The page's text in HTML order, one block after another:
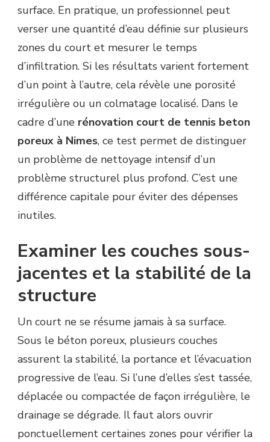
surface. En pratique, un professionnel peut
verser une quantité d’eau définie sur plusieurs
zones du court et mesurer le temps
d’infiltration. Si les résultats varient fortement
d’un point à l’autre, cela révèle une porosité
irrégulière ou un colmatage localisé. Dans le
cadre d’une rénovation court de tennis beton
poreux à Nimes, ce test permet de distinguer
un problème de nettoyage intensif d’un
problème structurel plus profond. C’est une
différence capitale pour éviter des dépenses
inutiles.
Examiner les couches sous-
jacentes et la stabilité de la
structure
Un court ne se résume jamais à sa surface.
Sous le béton poreux, plusieurs couches
assurent la stabilité, la portance et l’évacuation
progressive de l’eau. Si l’une d’elles s’est tassée,
déplacée ou compactée de façon irrégulière, le
drainage se dégrade. Il faut alors ouvrir
ponctuellement certaines zones pour vérifier la